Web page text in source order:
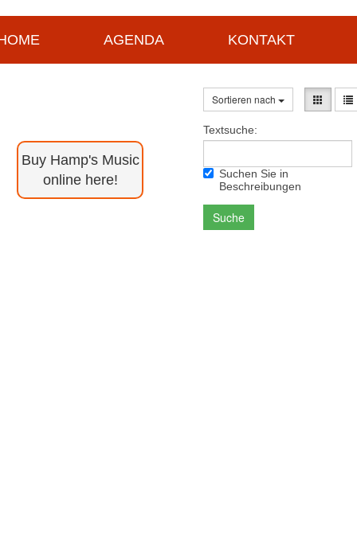
AGENDA KONTAKT
Sortieren nach
Textsuche:
Suchen Sie in
Beschreibungen
Suche
Buy Hamp's Music
online here!